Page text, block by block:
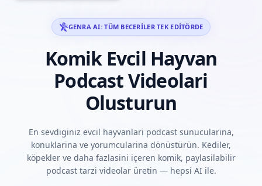
GENRA AI: TÜM BECERILER TEK EDITÖRDE
Komik Evcil Hayvan
PodcastVideolari
Olusturun
En sevdiginiz evcil hayvanlari podcast sunucularina,
konuklarina ve yorumcularina dönüstürün. Kediler,
köpekler ve daha fazlasini içeren komik, paylasilabilir
podcast tarzi videolar üretin — hepsi AI ile.